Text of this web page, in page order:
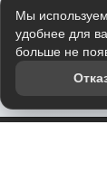
Мы
удобнее для
больше не